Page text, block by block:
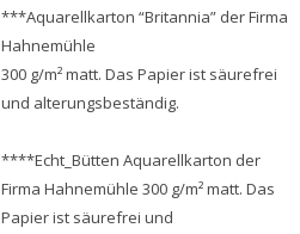
***Aquarellkarton “Britannia” der Firma
Hahnemühle
300 g/m² matt. Das Papier ist säurefrei
und alterungsbeständig.
****Echt_Bütten Aquarellkarton der
Firma Hahnemühle 300 g/m² matt. Das
Papier ist säurefrei und